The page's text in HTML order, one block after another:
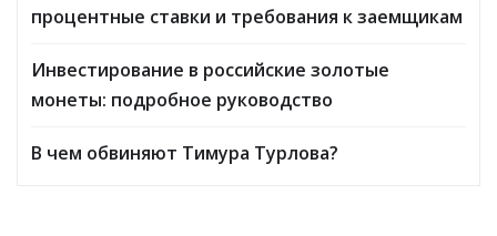
процентные ставки и требования к заемщикам
Инвестирование в российские золотые
монеты: подробное руководство
В чем обвиняют Тимура Турлова?